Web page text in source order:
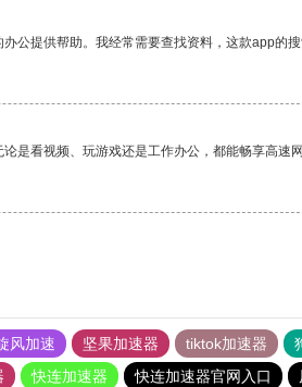
公提供帮助。我经常需要查找资料，这款app的
是看视频、玩游戏还是工作办公，都能畅享高
风加速 坚果加速器 tiktok加速器
快连加速器 快连加速器官网入口